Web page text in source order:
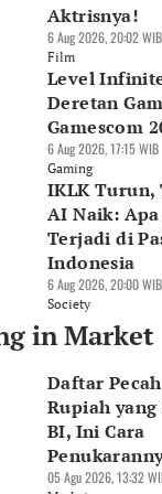
Aktrisnya!
6 Aug 2026, 20:02 WIB
Film
Level
Deretan
Gamescom
6 Aug 2026, 17:15 WIB
Gaming
IKLK Turun,
AI Naik:
Terjadi di
Indonesia
6 Aug 2026, 20:00 WIB
Society
in Market
Daftar
Rupiah
BI, Ini Cara
05 Agu 2026, 13:32